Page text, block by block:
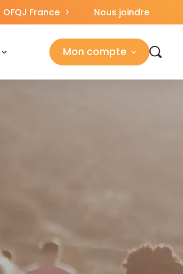
OFQJ France Nous joindre
Mon compte